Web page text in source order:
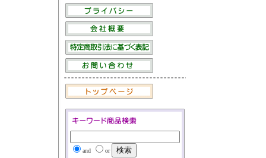
and
or